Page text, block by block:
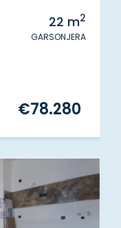
22 m2
GARSONJERA
€78.280